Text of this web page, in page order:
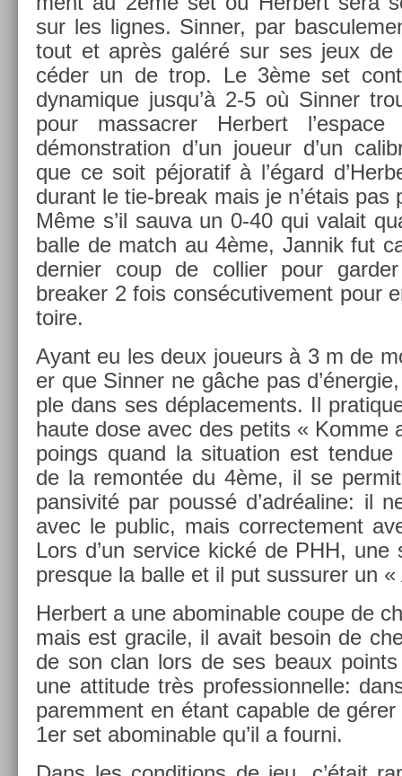
sur les lig­nes. Sinn­er, par
tout et après galéré sur ses jeux
céder un de trop. Le 3ème set
dynamique jusqu’à 2-5 où Sinn­er
pour mas­sacr­er Her­bert
démonstra­tion d’un joueur d’un
que ce soit péjoratif à l’égard
durant le tie-break mais je n’étais pas
Même s’il sauva un 0-40 qui valait
balle de match au 4ème, Jan­nik fut
de­rni­er coup de col­li­er pour
break­er 2 fois con­sécutive­ment pour
toire.
Ayant eu les deux joueurs à 3 m de
er que Sinn­er ne gâche pas
ple dans ses déplace­ments. Il
haute dose avec des petits « Komme
po­ings quand la situa­tion est
de la re­montée du 4ème, il se
pansivité par poussé d’adréaline: il
avec le pub­lic, mais cor­rec­te­ment
Lors d’un ser­vice kické de PHH,
pre­sque la balle et il put sus­sur­er un
Her­bert a une ab­omin­able coupe de
mais est gracile, il avait be­soin de
de son clan lors de ses beaux
une at­titude très pro­fes­sion­nelle:
parem­ment en étant cap­able de
1er set ab­omin­able qu’il a four­ni.